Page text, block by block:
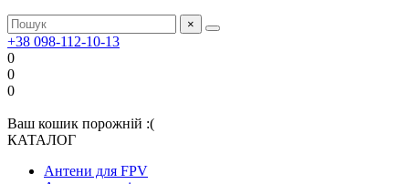
×
+38 098-112-10-13
0
0
0
Ваш кошик порожній :(
КАТАЛОГ
Антени для FPV